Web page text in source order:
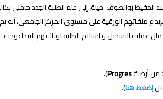
ملفاتهم الورقية على مستوى المركز الجامعي، أنه
عملية التسجيل و استلام الطلبة لوثائقهم البيداغوجية.
من أرضيةProgres
).
إضغط هنا).